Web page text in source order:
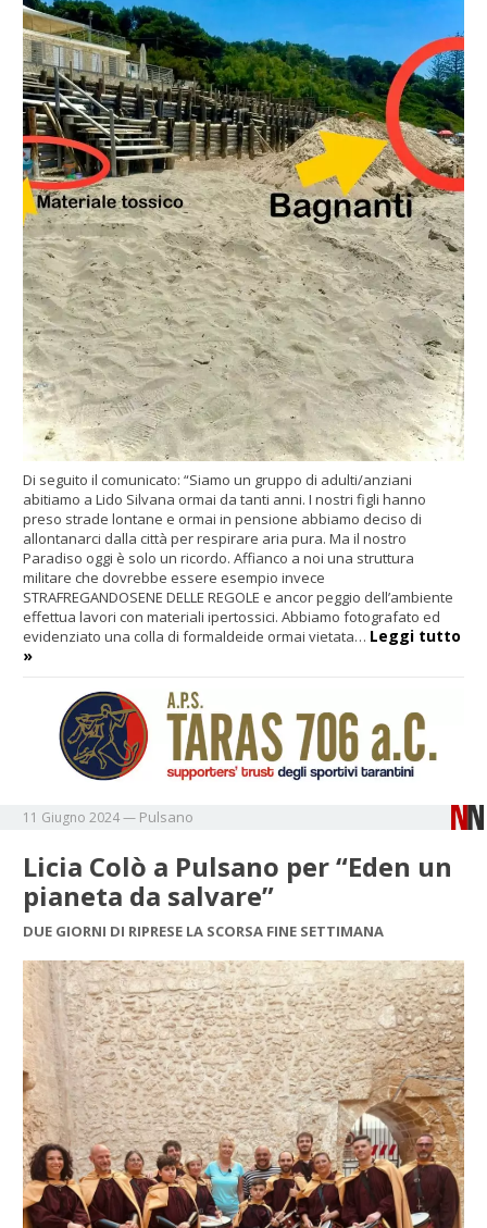
Di seguito il comunicato: “Siamo un gruppo di adulti/anziani
abitiamo a Lido Silvana ormai da tanti anni. I nostri figli hanno
preso strade lontane e ormai in pensione abbiamo deciso di
allontanarci dalla città per respirare aria pura. Ma il nostro
Paradiso oggi è solo un ricordo. Affianco a noi una struttura
militare che dovrebbe essere esempio invece
STRAFREGANDOSENE DELLE REGOLE e ancor peggio dell’ambiente
effettua lavori con materiali ipertossici. Abbiamo fotografato ed
evidenziato una colla di formaldeide ormai vietata… Leggi tutto
»
11 Giugno 2024— Pulsano
Licia Colò a Pulsano per “Eden un
pianeta da salvare”
DUE GIORNI DI RIPRESE LA SCORSA FINE SETTIMANA